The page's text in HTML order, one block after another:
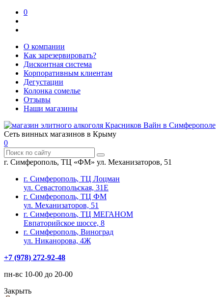
0
О компании
Как зарезервировать?
Дисконтная система
Корпоративным клиентам
Дегустации
Колонка сомелье
Отзывы
Наши магазины
Сеть винных магазинов в Крыму
0
г. Симферополь, ТЦ «ФМ» ул. Механизаторов, 51
г. Симферополь, ТЦ Лоцман
ул. Севастопольская, 31Е
г. Симферополь, ТЦ ФМ
ул. Механизаторов, 51
г. Симферополь, ТЦ МЕГАНОМ
Евпаторийское шоссе, 8
г. Симферополь, Виноград
ул. Никанорова, 4Ж
+7 (978) 272-92-48
пн-вс 10-00 до 20-00
Закрыть